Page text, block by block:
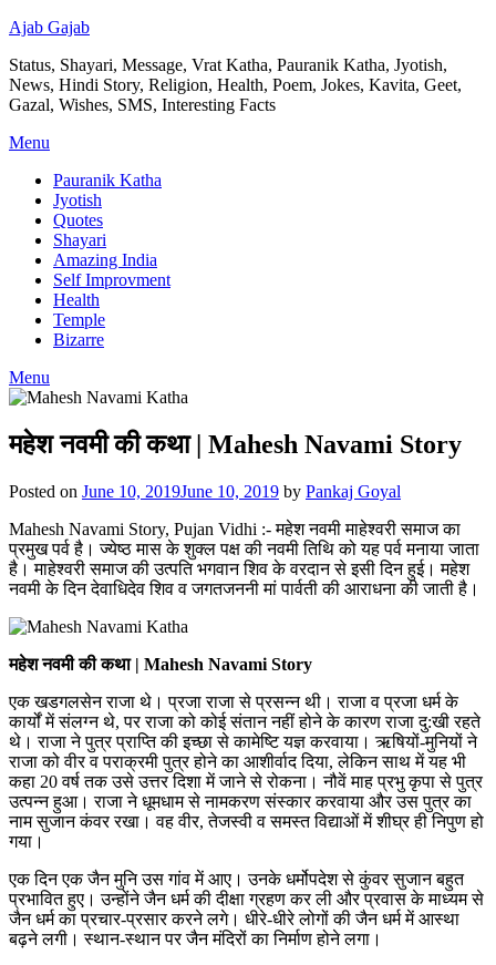
Ajab Gajab
Status, Shayari, Message, Vrat Katha, Pauranik Katha, Jyotish,
News, Hindi Story, Religion, Health, Poem, Jokes, Kavita, Geet,
Gazal, Wishes, SMS, Interesting Facts
Menu
Pauranik Katha
Jyotish
Quotes
Shayari
Amazing India
Self Improvment
Health
Temple
Bizarre
Menu
महेश नवमी की कथा | Mahesh Navami Story
Posted on June 10, 2019June 10, 2019 by Pankaj Goyal
Mahesh Navami Story, Pujan Vidhi :- महेश नवमी माहेश्वरी समाज का
प्रमुख पर्व है। ज्येष्ठ मास के शुक्ल पक्ष की नवमी तिथि को यह पर्व मनाया जाता
है। माहेश्वरी समाज की उत्पति भगवान शिव के वरदान से इसी दिन हुई। महेश
नवमी के दिन देवाधिदेव शिव व जगतजननी मां पार्वती की आराधना की जाती है।
महेश नवमी की कथा | Mahesh Navami Story
एक खडगलसेन राजा थे। प्रजा राजा से प्रसन्न थी। राजा व प्रजा धर्म के
कार्यों में संलग्न थे, पर राजा को कोई संतान नहीं होने के कारण राजा दु:खी रहते
थे। राजा ने पुत्र प्राप्ति की इच्छा से कामेष्टि यज्ञ करवाया। ऋषियों-मुनियों ने
राजा को वीर व पराक्रमी पुत्र होने का आशीर्वाद दिया, लेकिन साथ में यह भी
कहा 20 वर्ष तक उसे उत्तर दिशा में जाने से रोकना। नौवें माह प्रभु कृपा से पुत्र
उत्पन्न हुआ। राजा ने धूमधाम से नामकरण संस्कार करवाया और उस पुत्र का
नाम सुजान कंवर रखा। वह वीर, तेजस्वी व समस्त विद्याओं में शीघ्र ही निपुण हो
गया।
एक दिन एक जैन मुनि उस गांव में आए। उनके धर्मोपदेश से कुंवर सुजान बहुत
प्रभावित हुए। उन्होंने जैन धर्म की दीक्षा ग्रहण कर ली और प्रवास के माध्यम से
जैन धर्म का प्रचार-प्रसार करने लगे। धीरे-धीरे लोगों की जैन धर्म में आस्था
बढ़ने लगी। स्थान-स्थान पर जैन मंदिरों का निर्माण होने लगा।